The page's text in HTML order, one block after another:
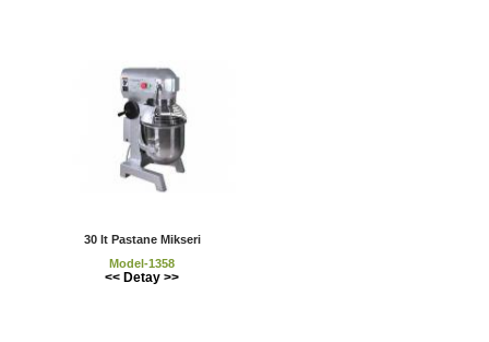
30 lt Pastane Mikseri
Model-1358
<< Detay >>